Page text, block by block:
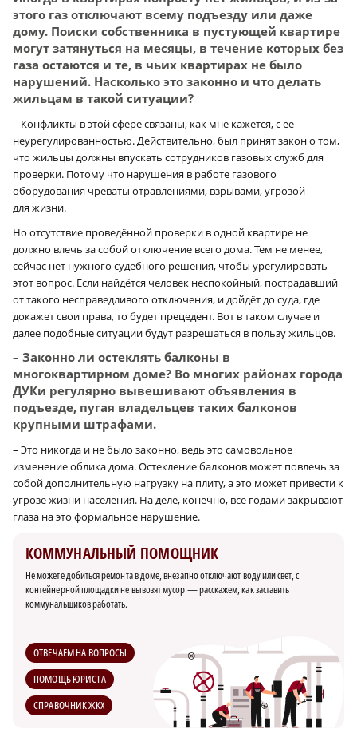
этого газ отключают всему подъезду или даже
дому. Поиски собственника в пустующей квартире
могут затянуться на месяцы, в течение которых без
газа остаются и те, в чьих квартирах не было
нарушений. Насколько это законно и что делать
жильцам в такой ситуации?
– Конфликты в этой сфере связаны, как мне кажется, с её
неурегулированностью. Действительно, был принят закон о том,
что жильцы должны впускать сотрудников газовых служб для
проверки. Потому что нарушения в работе газового
оборудования чреваты отравлениями, взрывами, угрозой
для жизни.
Но отсутствие проведённой проверки в одной квартире не
должно влечь за собой отключение всего дома. Тем не менее,
сейчас нет нужного судебного решения, чтобы урегулировать
этот вопрос. Если найдётся человек неспокойный, пострадавший
от такого несправедливого отключения, и дойдёт до суда, где
докажет свои права, то будет прецедент. Вот в таком случае и
далее подобные ситуации будут разрешаться в пользу жильцов.
– Законно ли остеклять балконы в
многоквартирном доме? Во многих районах города
ДУКи регулярно вывешивают объявления в
подъезде, пугая владельцев таких балконов
крупными штрафами.
– Это никогда и не было законно, ведь это самовольное
изменение облика дома. Остекление балконов может повлечь за
собой дополнительную нагрузку на плиту, а это может привести к
угрозе жизни населения. На деле, конечно, все годами закрывают
глаза на это формальное нарушение.
КОММУНАЛЬНЫЙ ПОМОЩНИК
Не можете добиться ремонта в доме, внезапно отключают воду или свет, с
контейнерной площадки не вывозят мусор — расскажем, как заставить
коммунальщиков работать.
ОТВЕЧАЕМ НА ВОПРОСЫ
ПОМОЩЬ ЮРИСТА
СПРАВОЧНИК ЖКХ